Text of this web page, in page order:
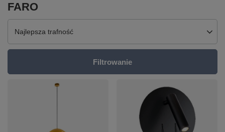
FARO
Zmień sortowanie
Najlepsza trafność
Filtrowanie